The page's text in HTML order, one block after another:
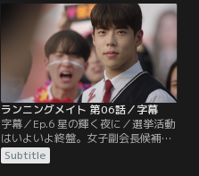
ォンデ陣営は「リブート」をスロー
ガンに、修学旅行の復活を訴える。
そんな中、下校途中のセフンが正体
不明のバイクにひき逃げされ、病院
に搬送される事件が起きる。
ランニングメイト 第06話／字幕
字幕／Ep.6 星の輝く夜に／選挙活動
はいよいよ終盤。女子副会長候補の
演説でサンヒョン陣営がリードす
る。しかしその直後、ウォンデ陣営
Subtitle